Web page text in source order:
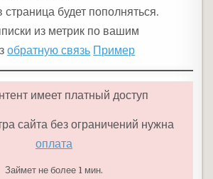
будет пополняться.
из метрик по вашим
обратную связь Пример
имеет платный доступ
сайта без ограничений нужна
оплата
Займет не более 1 мин.